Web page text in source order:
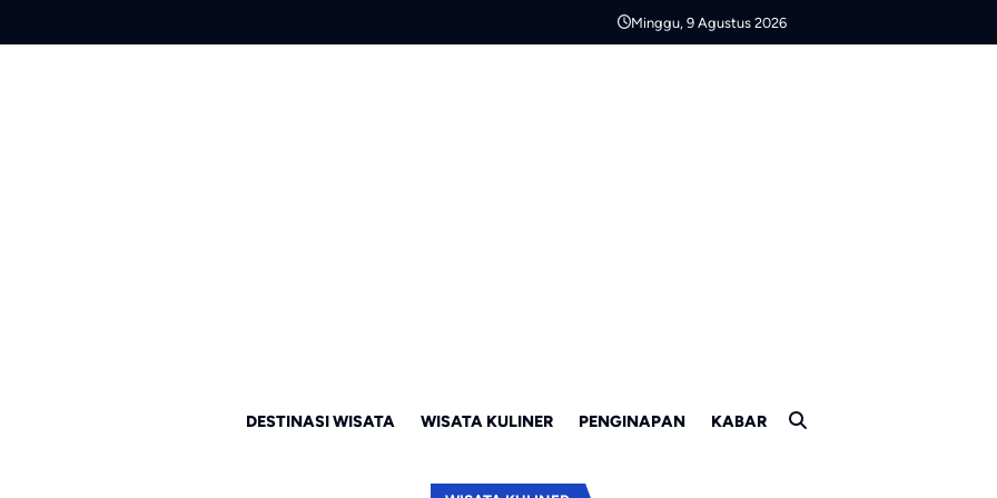
Minggu, 9 Agustus 2026
DESTINASI WISATA WISATA KULINER PENGINAPAN KABAR